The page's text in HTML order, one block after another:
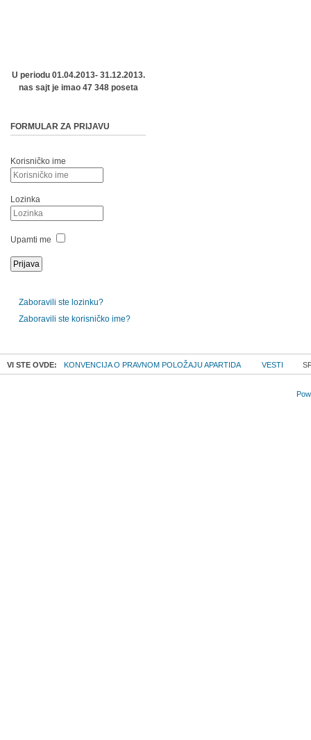
U periodu 01.04.2013- 31.12.2013.
nas sajt je imao 47 348 poseta
FORMULAR ZA PRIJAVU
Korisničko ime
Lozinka
Upamti me
Zaboravili ste lozinku?
Zaboravili ste korisničko ime?
VI STE OVDE: KONVENCIJA O PRAVNOM POLOŽAJU APARTIDA VESTI